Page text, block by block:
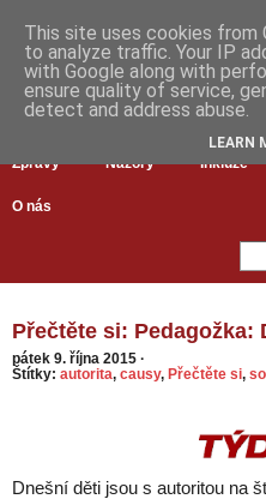
Zprávy Názory Inkluze
O nás
Přečtěte si: Pedagožka:
pátek 9. října 2015 ·
Štítky: autorita, causy, Přečtěte si,
Dnešní děti jsou s autoritou na
This site uses cookies from
to analyze traffic. Your IP
with Google along with
ensure quality of service,
detect and address abuse.
LEARN